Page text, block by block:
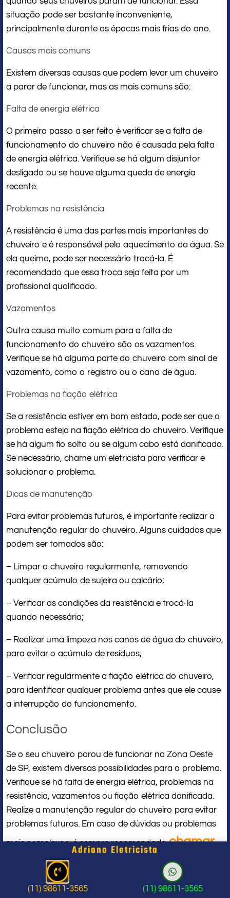
situação pode ser bastante inconveniente,
principalmente durante as épocas mais frias do ano.
Causas mais comuns
Existem diversas causas que podem levar um chuveiro
a parar de funcionar, mas as mais comuns são:
Falta de energia elétrica
O primeiro passo a ser feito é verificar se a falta de
funcionamento do chuveiro não é causada pela falta
de energia elétrica. Verifique se há algum disjuntor
desligado ou se houve alguma queda de energia
recente.
Problemas na resistência
A resistência é uma das partes mais importantes do
chuveiro e é responsável pelo aquecimento da água. Se
ela queima, pode ser necessário trocá-la. É
recomendado que essa troca seja feita por um
profissional qualificado.
Vazamentos
Outra causa muito comum para a falta de
funcionamento do chuveiro são os vazamentos.
Verifique se há alguma parte do chuveiro com sinal de
vazamento, como o registro ou o cano de água.
Problemas na fiação elétrica
Se a resistência estiver em bom estado, pode ser que o
problema esteja na fiação elétrica do chuveiro. Verifique
se há algum fio solto ou se algum cabo está danificado.
Se necessário, chame um eletricista para verificar e
solucionar o problema.
Dicas de manutenção
Para evitar problemas futuros, é importante realizar a
manutenção regular do chuveiro. Alguns cuidados que
podem ser tomados são:
– Limpar o chuveiro regularmente, removendo
qualquer acúmulo de sujeira ou calcário;
– Verificar as condições da resistência e trocá-la
quando necessário;
– Realizar uma limpeza nos canos de água do chuveiro,
para evitar o acúmulo de resíduos;
– Verificar regularmente a fiação elétrica do chuveiro,
para identificar qualquer problema antes que ele cause
a interrupção do funcionamento.
Conclusão
Se o seu chuveiro parou de funcionar na Zona Oeste
de SP, existem diversas possibilidades para o problema.
Verifique se há falta de energia elétrica, problemas na
resistência, vazamentos ou fiação elétrica danificada.
Realize a manutenção regular do chuveiro para evitar
problemas futuros. Em caso de dúvidas ou problemas
mais complexos, é sempre recomendadochamar
um profissional qualificado
Adriano Eletricista
(11) 98611-3565 (11) 98611-3565